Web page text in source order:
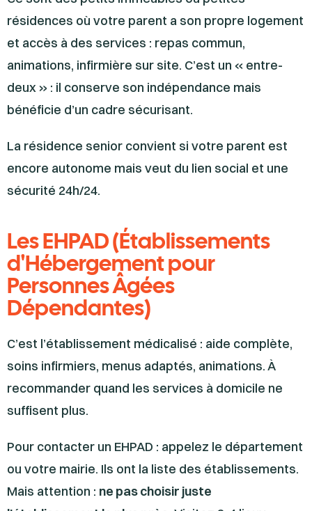
résidences où votre parent a son propre logement
et accès à des services : repas commun,
animations, infirmière sur site. C’est un « entre-
deux » : il conserve son indépendance mais
bénéficie d’un cadre sécurisant.
La résidence senior convient si votre parent est
encore autonome mais veut du lien social et une
sécurité 24h/24.
Les EHPAD (Établissements
d'Hébergement pour
Personnes Âgées
Dépendantes)
C’est l’établissement médicalisé : aide complète,
soins infirmiers, menus adaptés, animations. À
recommander quand les services à domicile ne
suffisent plus.
Pour contacter un EHPAD : appelez le département
ou votre mairie. Ils ont la liste des établissements.
Mais attention : ne pas choisir juste